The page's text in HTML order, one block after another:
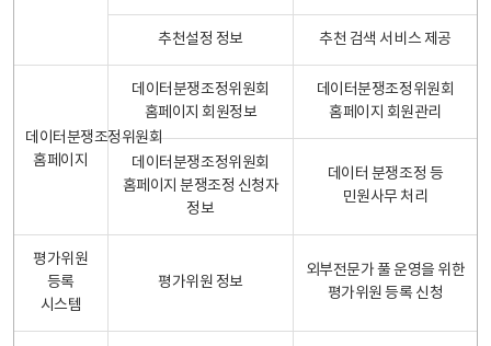
추천설정 정보 추천 검색 서비스 제공
데이터분쟁조정위원회
홈페이지
데이터분쟁조정위원회
홈페이지 회원정보
데이터분쟁조정위원회
홈페이지 회원관리
데이터분쟁조정위원회
홈페이지 분쟁조정 신청자
정보
데이터 분쟁조정 등
민원사무 처리
평가위원
등록
시스템
평가위원 정보
외부전문가 풀 운영을 위한
평가위원 등록 신청